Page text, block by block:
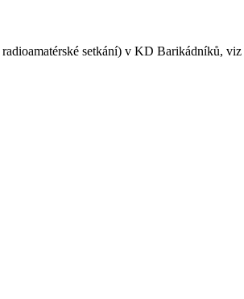
setkání) v KD Barikádníků, viz